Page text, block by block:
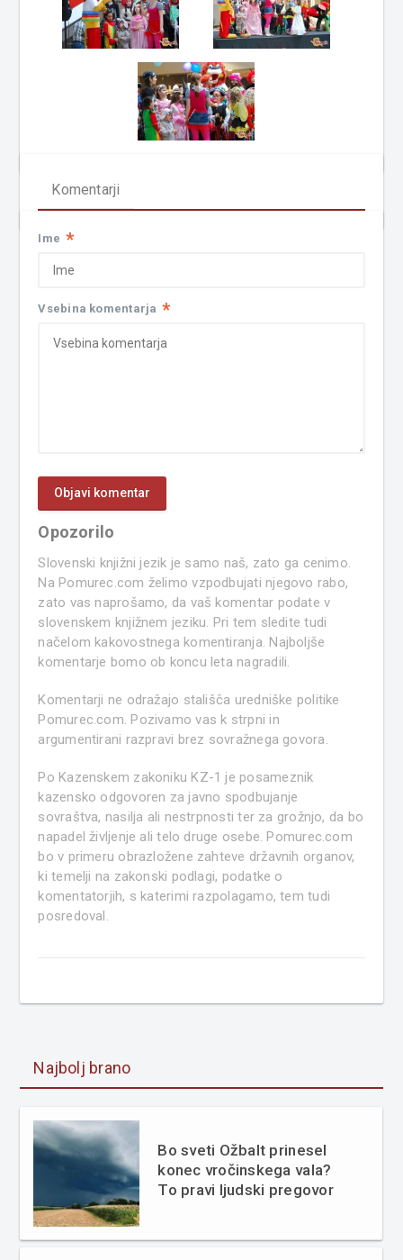
Komentarji
Ime *
Vsebina komentarja *
Opozorilo
Slovenski knjižni jezik je samo naš, zato ga cenimo.
Na Pomurec.com želimo vzpodbujati njegovo rabo,
zato vas naprošamo, da vaš komentar podate v
slovenskem knjižnem jeziku. Pri tem sledite tudi
načelom kakovostnega komentiranja. Najboljše
komentarje bomo ob koncu leta nagradili.
Komentarji ne odražajo stališča uredniške politike
Pomurec.com. Pozivamo vas k strpni in
argumentirani razpravi brez sovražnega govora.
Po Kazenskem zakoniku KZ-1 je posameznik
kazensko odgovoren za javno spodbujanje
sovraštva, nasilja ali nestrpnosti ter za grožnjo, da bo
napadel življenje ali telo druge osebe. Pomurec.com
bo v primeru obrazložene zahteve državnih organov,
ki temelji na zakonski podlagi, podatke o
komentatorjih, s katerimi razpolagamo, tem tudi
posredoval.
Najbolj brano
Bo sveti Ožbalt prinesel
konec vročinskega vala?
To pravi ljudski pregovor